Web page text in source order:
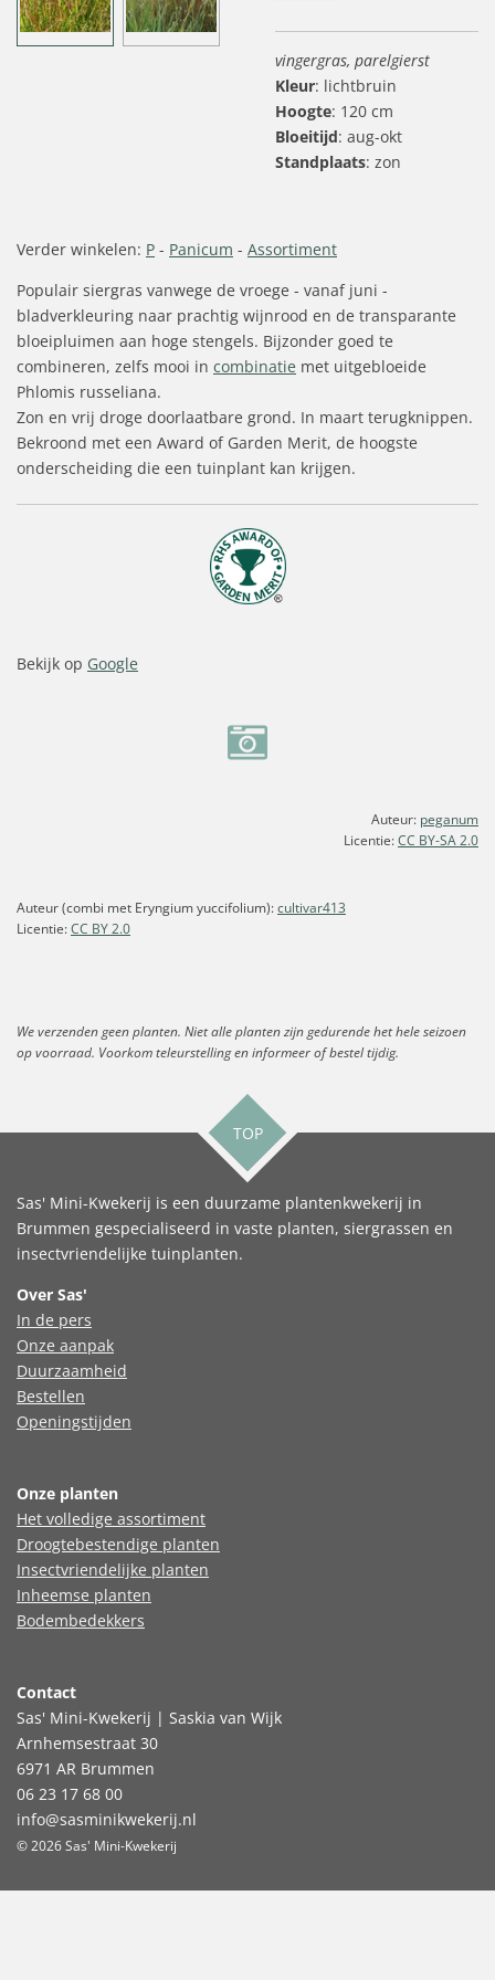
vingergras, parelgierst
Kleur: lichtbruin
Hoogte: 120 cm
Bloeitijd: aug-okt
Standplaats: zon
Verder winkelen: P - Panicum - Assortiment
Populair siergras vanwege de vroege - vanaf juni -
bladverkleuring naar prachtig wijnrood en de transparante
bloeipluimen aan hoge stengels. Bijzonder goed te
combineren, zelfs mooi in combinatie met uitgebloeide
Phlomis russeliana.
Zon en vrij droge doorlaatbare grond. In maart terugknippen.
Bekroond met een Award of Garden Merit, de hoogste
onderscheiding die een tuinplant kan krijgen.
Bekijk op Google
Auteur: peganum
Licentie: CC BY-SA 2.0
Auteur (combi met Eryngium yuccifolium): cultivar413
Licentie: CC BY 2.0
We verzenden geen planten. Niet alle planten zijn gedurende het hele seizoen
op voorraad. Voorkom teleurstelling en informeer of bestel tijdig.
TOP
Sas' Mini-Kwekerij is een duurzame plantenkwekerij in
Brummen gespecialiseerd in vaste planten, siergrassen en
insectvriendelijke tuinplanten.
Over Sas'
In de pers
Onze aanpak
Duurzaamheid
Bestellen
Openingstijden
Onze planten
Het volledige assortiment
Droogtebestendige planten
Insectvriendelijke planten
Inheemse planten
Bodembedekkers
Contact
Sas' Mini-Kwekerij | Saskia van Wijk
Arnhemsestraat 30
6971 AR Brummen
06 23 17 68 00
info@sasminikwekerij.nl
© 2026 Sas' Mini-Kwekerij